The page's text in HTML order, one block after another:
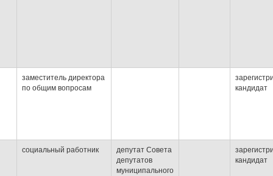
заместитель директора
по общим вопросам
кандидат
социальный работник
депутат Совета
депутатов
муниципального
кандидат